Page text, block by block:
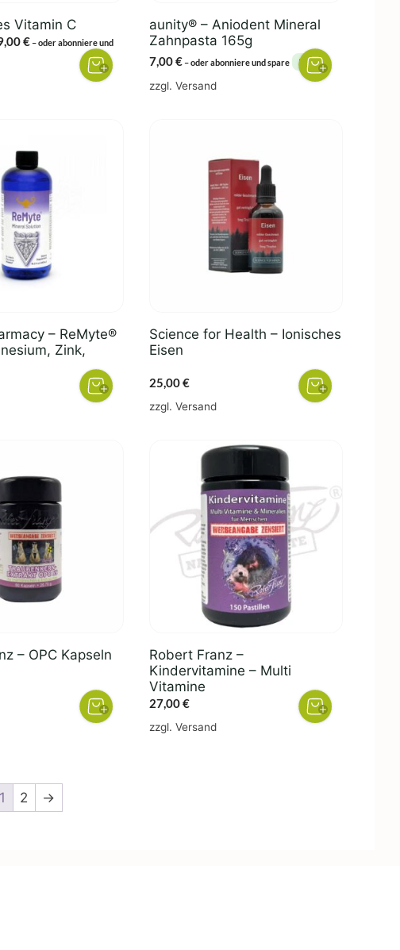
Vitamin C
€Preisspanne:
–oder abonniere und
aunity® – Aniodent Mineral
Zahnpasta 165g
7,00€ –oder abonniere und spare 5%
zzgl. Versand
– ReMyte®
Zink,
Science for Health – Ionisches
Eisen
25,00€
zzgl. Versand
– OPC Kapseln
Robert Franz –
Kindervitamine – Multi
Vitamine
27,00€
zzgl. Versand
1 2 →